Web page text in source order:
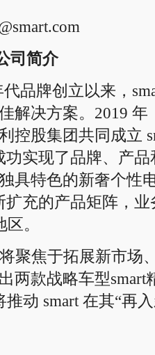
司简介
代品牌创立以来，
解决方案。2019 年
控股集团共同成立
功实现了品牌、产
具特色的新奢个性
扩充的产品矩阵，
。
聚焦于拓展新市场
两款战略车型smart
动 smart 在其“再